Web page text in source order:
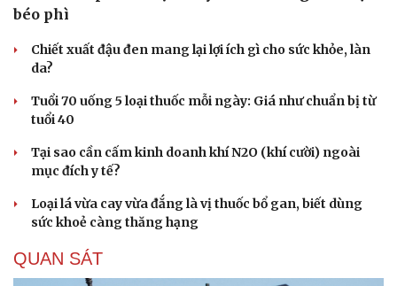
béo phì
Chiết xuất đậu đen mang lại lợi ích gì cho sức khỏe, làn
da?
Tuổi 70 uống 5 loại thuốc mỗi ngày: Giá như chuẩn bị từ
tuổi 40
Tại sao cần cấm kinh doanh khí N2O (khí cười) ngoài
mục đích y tế?
Loại lá vừa cay vừa đắng là vị thuốc bổ gan, biết dùng
sức khoẻ càng thăng hạng
QUAN SÁT